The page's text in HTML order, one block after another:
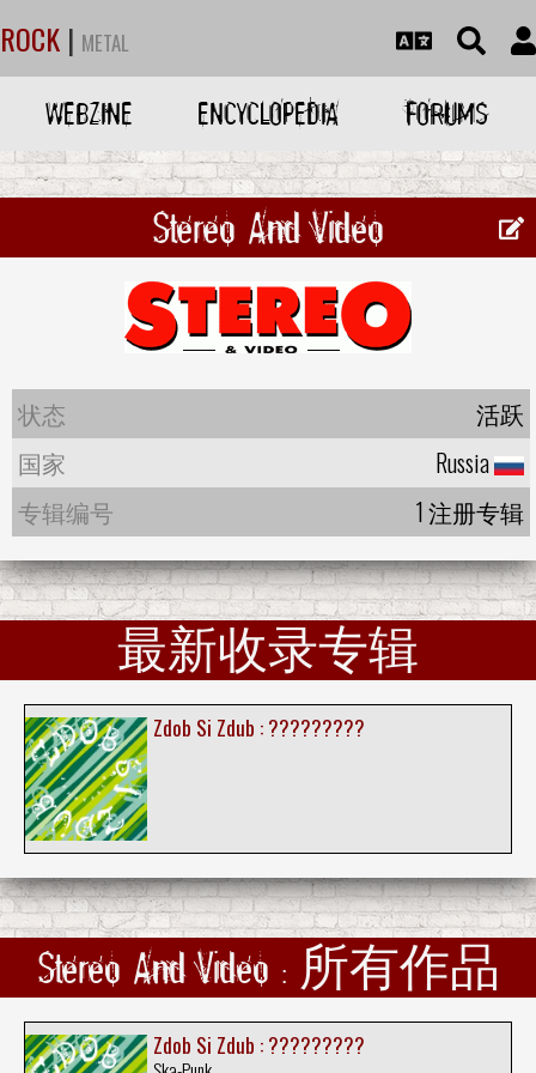
ROCK | METAL
WEBZINE ENCYCLOPEDIA FORUMS
Stereo And Video
状态
活跃
国家
Russia
专辑编号
1 注册专辑
最新收录专辑
Zdob Si Zdub : ?????????
Stereo And Video : 所有作品
Zdob Si Zdub : ?????????